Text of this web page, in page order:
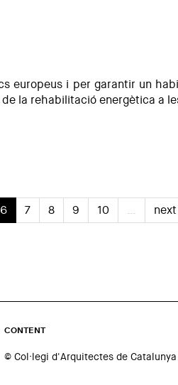
i per garantir un
la rehabilitació energètica a
6 7 8 9 10 … next
CONTENT
© Col·legi d'Arquitectes de